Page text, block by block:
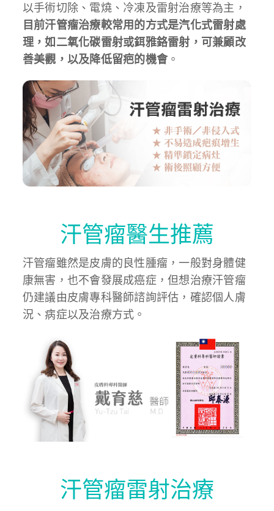
以手術切除、電燒、冷凍及雷射治療等為主，
目前汗管瘤治療較常用的方式是汽化式雷射處
理，如二氧化碳雷射或鉺雅鉻雷射，可兼顧改
善美觀，以及降低留疤的機會。
汗管瘤醫生推薦
汗管瘤雖然是皮膚的良性腫瘤，一般對身體健
康無害，也不會發展成癌症，但想治療汗管瘤
仍建議由皮膚專科醫師諮詢評估，確認個人膚
況、病症以及治療方式。
汗管瘤雷射治療